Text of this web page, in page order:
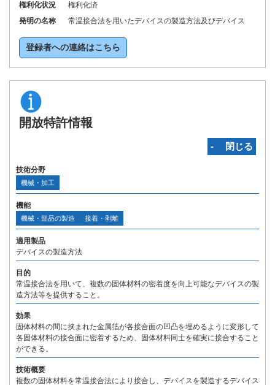
権利化状況
権利化済
発明の名称
常温接合法を用いたデバイスの製造方法及びデバイス
登録者への連絡はこちら
開放特許情報
‐ 閉じる
技術分野
機械・加工
機能
機械・部品の製造 接着・剥離
適用製品
デバイスの製造方法
目的
常温接合法を用いて、複数の固体材料の密着度を向上可能なデバイスの製
造方法等を提供すること。
効果
固体材料の間に挟まれた金属箔が各接合面の凹凸を埋めるように変形して
各固体材料の接合面に密着するため、固体材料同士を確実に接合すること
ができる。
技術概要
複数の固体材料を常温接合法により接合し、デバイスを製造するデバイス